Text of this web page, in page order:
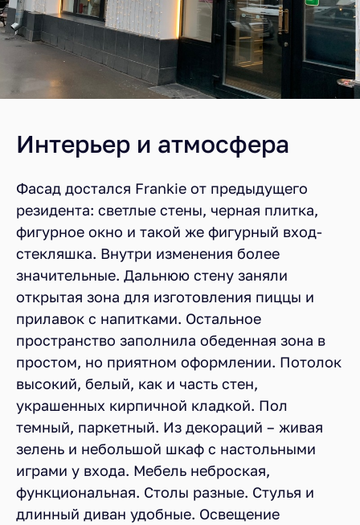
Интерьер и атмосфера
Фасад достался Frankie от предыдущего
резидента: светлые стены, черная плитка,
фигурное окно и такой же фигурный вход-
стекляшка. Внутри изменения более
значительные. Дальнюю стену заняли
открытая зона для изготовления пиццы и
прилавок с напитками. Остальное
пространство заполнила обеденная зона в
простом, но приятном оформлении. Потолок
высокий, белый, как и часть стен,
украшенных кирпичной кладкой. Пол
темный, паркетный. Из декораций – живая
зелень и небольшой шкаф с настольными
играми у входа. Мебель неброская,
функциональная. Столы разные. Стулья и
длинный диван удобные. Освещение